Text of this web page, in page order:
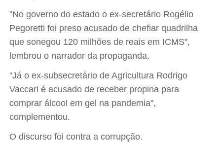
"No governo do estado o ex-secretário Rogélio
Pegoretti foi preso acusado de chefiar quadrilha
que sonegou 120 milhões de reais em ICMS",
lembrou o narrador da propaganda.
"Já o ex-subsecretário de Agricultura Rodrigo
Vaccari é acusado de receber propina para
comprar álcool em gel na pandemia",
complementou.
O discurso foi contra a corrupção.